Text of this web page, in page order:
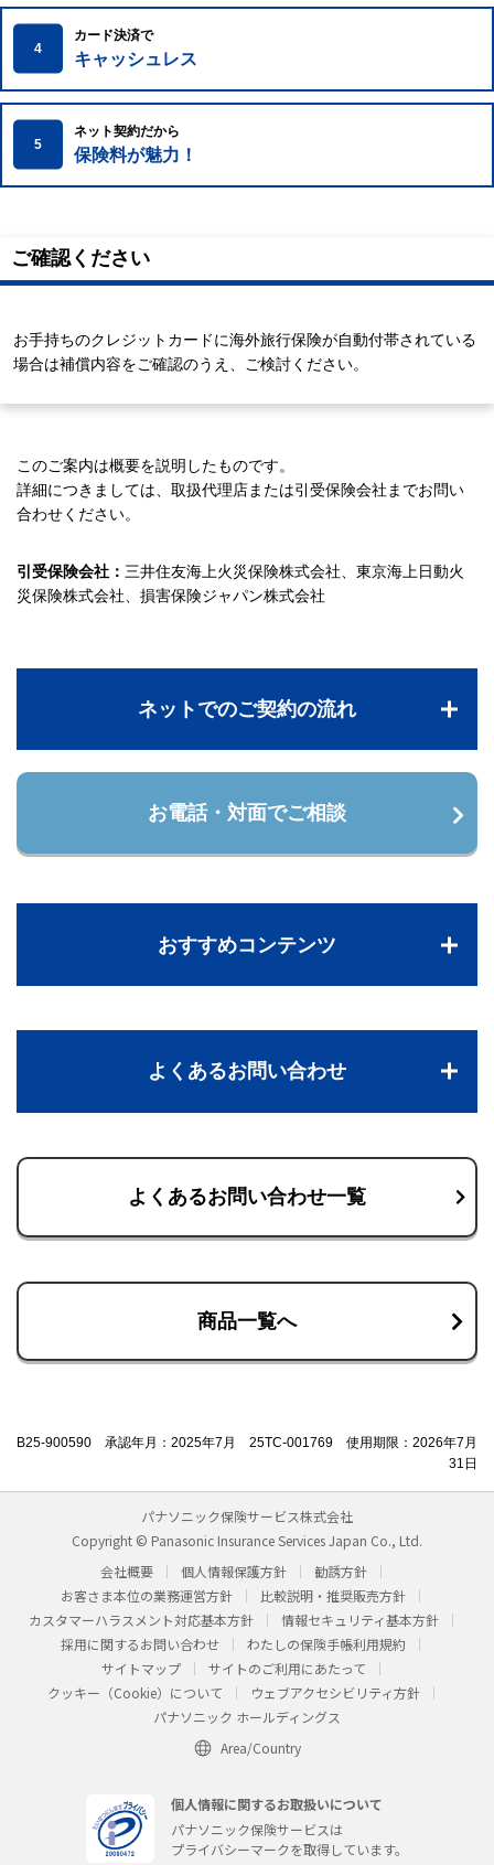
4
カード決済で
キャッシュレス
5
ネット契約だから
保険料が魅力！
ご確認ください
お手持ちのクレジットカードに海外旅行保険が自動付帯されている
場合は補償内容をご確認のうえ、ご検討ください。
このご案内は概要を説明したものです。
詳細につきましては、取扱代理店または引受保険会社までお問い
合わせください。
引受保険会社： 三井住友海上火災保険株式会社、東京海上日動火
災保険株式会社、損害保険ジャパン株式会社
ネットでのご契約の流れ
お電話・対面でご相談
おすすめコンテンツ
よくあるお問い合わせ
よくあるお問い合わせ一覧
商品一覧へ
B25-900590 承認年月：2025年7月 25TC-001769 使用期限：2026年7月
31日
パナソニック保険サービス株式会社
Copyright © Panasonic Insurance Services Japan Co., Ltd.
会社概要
個人情報保護方針
勧誘方針
お客さま本位の業務運営方針
比較説明・推奨販売方針
カスタマーハラスメント対応基本方針
情報セキュリティ基本方針
採用に関するお問い合わせ
わたしの保険手帳利用規約
サイトマップ
サイトのご利用にあたって
クッキー（Cookie）について
ウェブアクセシビリティ方針
パナソニック ホールディングス
Area/Country
個人情報に関するお取扱いについて
パナソニック保険サービスは
プライバシーマークを取得しています。